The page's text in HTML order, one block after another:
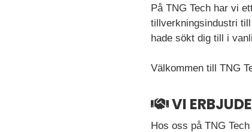
På TNG Tech har vi
tillverkningsindustri
hade sökt dig till i
Välkommen till TNG
VI
Hos oss på TNG